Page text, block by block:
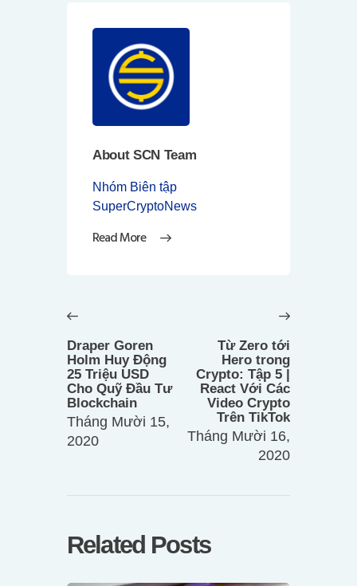
About SCN Team
Nhóm Biên tập
SuperCryptoNews
Read More
hướng
bài
viết
post:
Draper Goren
Holm Huy Động
25 Triệu USD
Cho Quỹ Đầu Tư
Blockchain
Tháng Mười 15,
2020
Từ Zero tới
Hero trong
Crypto: Tập 5 |
React Với Các
Video Crypto
Trên TikTok
Tháng Mười 16,
2020
Related Posts